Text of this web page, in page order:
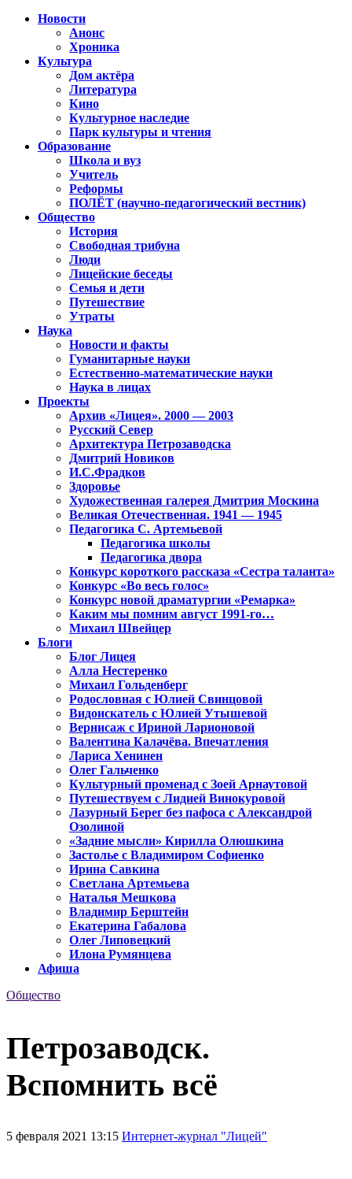
Новости
Анонс
Хроника
Культура
Дом актёра
Литература
Кино
Культурное наследие
Парк культуры и чтения
Образование
Школа и вуз
Учитель
Реформы
ПОЛЁТ (научно-педагогический вестник)
Общество
История
Свободная трибуна
Люди
Лицейские беседы
Семья и дети
Путешествие
Утраты
Наука
Новости и факты
Гуманитарные науки
Естественно-математические науки
Наука в лицах
Проекты
Архив «Лицея». 2000 — 2003
Русский Север
Архитектура Петрозаводска
Дмитрий Новиков
И.С.Фрадков
Здоровье
Художественная галерея Дмитрия Москина
Великая Отечественная. 1941 — 1945
Педагогика С. Артемьевой
Педагогика школы
Педагогика двора
Конкурс короткого рассказа «Сестра таланта»
Конкурс «Во весь голос»
Конкурс новой драматургии «Ремарка»
Каким мы помним август 1991-го…
Михаил Швейцер
Блоги
Блог Лицея
Алла Нестеренко
Михаил Гольденберг
Родословная с Юлией Свинцовой
Видоискатель с Юлией Утышевой
Вернисаж с Ириной Ларионовой
Валентина Калачёва. Впечатления
Лариса Хенинен
Олег Гальченко
Культурный променад с Зоей Арнаутовой
Путешествуем с Лидией Винокуровой
Лазурный Берег без пафоса с Александрой
Озолиной
«Задние мысли» Кирилла Олюшкина
Застолье с Владимиром Софиенко
Ирина Савкина
Светлана Артемьева
Наталья Мешкова
Владимир Берштейн
Екатерина Габалова
Олег Липовецкий
Илона Румянцева
Афиша
Общество
Петрозаводск.
Вспомнить всё
5 февраля 2021 13:15 Интернет-журнал "Лицей"